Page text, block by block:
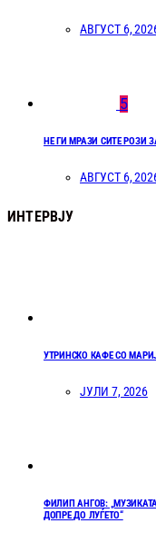
АВГУСТ 6,
5
НЕ ГИ МРАЗИ СИТЕ РОЗИ
АВГУСТ 6,
ИНТЕРВЈУ
УТРИНСКО КАФЕ СО
ЈУЛИ 7, 2026
ФИЛИП АНГОВ:
ДОПРЕ ДО ЛУЃЕТО“